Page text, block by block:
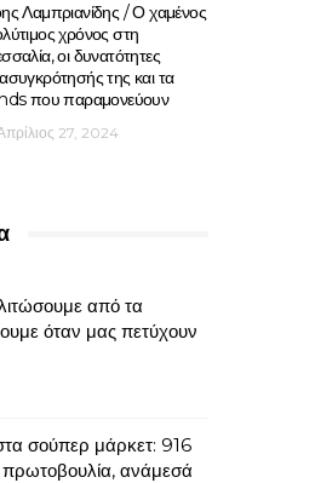
Λαμπριανίδης / Ο χαμένος
χρόνος στη
οι δυνατότητες
της και τα
που παραμονεύουν
27, 2024
από τα
όταν μας πετύχουν
σούπερ μάρκετ: 916
πρωτοβουλία, ανάμεσά